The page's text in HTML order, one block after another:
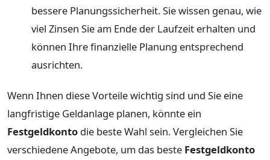
bessere Planungssicherheit. Sie wissen genau, wie
viel Zinsen Sie am Ende der Laufzeit erhalten und
können Ihre finanzielle Planung entsprechend
ausrichten.
Wenn Ihnen diese Vorteile wichtig sind und Sie eine
langfristige Geldanlage planen, könnte ein
Festgeldkonto die beste Wahl sein. Vergleichen Sie
verschiedene Angebote, um das beste Festgeldkonto